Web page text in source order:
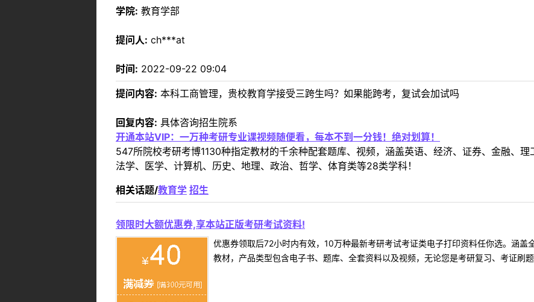
学院: 教育学部
提问人: ch***at
时间: 2022-09-22 09:04
提问内容: 本科工商管理，贵校教育学接受三跨生吗？如果能跨考，复试会加试吗
回复内容: 具体咨询招生院系
开通本站VIP：一万种考研专业课视频随便看，每本不到一分钱！绝对划算！
547所院校考研考博1130种指定教材的千余种配套题库、视频，涵盖英语、经济、证券、金融、
法学、医学、计算机、历史、地理、政治、哲学、体育类等28类学科！
相关话题/教育学 招生
领限时大额优惠券,享本站正版考研考试资料!
优惠券领取后72小时内有效，10万种最新考研考试考证类电子打印资料任你选。涵
教材，产品类型包含电子书、题库、全套资料以及视频，无论您是考研复习、考证刷